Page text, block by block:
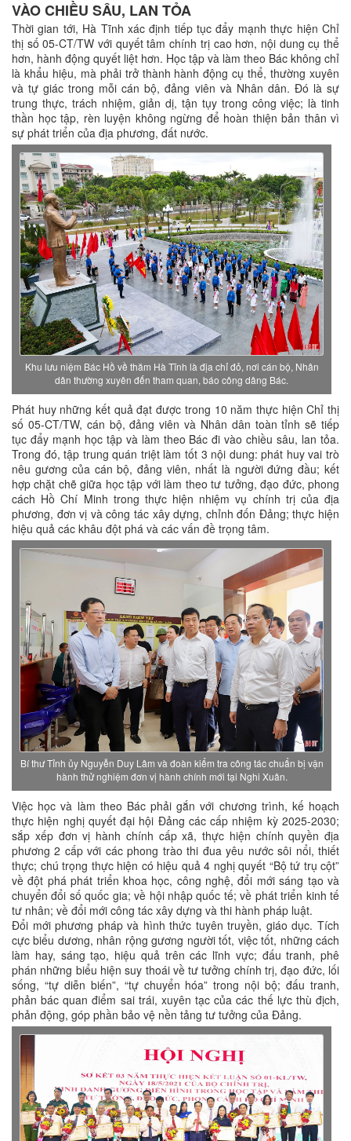
VÀO CHIỀU SÂU, LAN TỎA
Thời gian tới, Hà Tĩnh xác định tiếp tục đẩy mạnh thực hiện Chỉ
thị số 05-CT/TW với quyết tâm chính trị cao hơn, nội dung cụ thể
hơn, hành động quyết liệt hơn. Học tập và làm theo Bác không chỉ
là khẩu hiệu, mà phải trở thành hành động cụ thể, thường xuyên
và tự giác trong mỗi cán bộ, đảng viên và Nhân dân. Đó là sự
trung thực, trách nhiệm, giản dị, tận tụy trong công việc; là tinh
thần học tập, rèn luyện không ngừng để hoàn thiện bản thân vì
sự phát triển của địa phương, đất nước.
Khu lưu niệm Bác Hồ về thăm Hà Tĩnh là địa chỉ đỏ, nơi cán bộ, Nhân
dân thường xuyên đến tham quan, báo công dâng Bác.
Phát huy những kết quả đạt được trong 10 năm thực hiện Chỉ thị
số 05-CT/TW, cán bộ, đảng viên và Nhân dân toàn tỉnh sẽ tiếp
tục đẩy mạnh học tập và làm theo Bác đi vào chiều sâu, lan tỏa.
Trong đó, tập trung quán triệt làm tốt 3 nội dung: phát huy vai trò
nêu gương của cán bộ, đảng viên, nhất là người đứng đầu; kết
hợp chặt chẽ giữa học tập với làm theo tư tưởng, đạo đức, phong
cách Hồ Chí Minh trong thực hiện nhiệm vụ chính trị của địa
phương, đơn vị và công tác xây dựng, chỉnh đốn Đảng; thực hiện
hiệu quả các khâu đột phá và các vấn đề trọng tâm.
Bí thư Tỉnh ủy Nguyễn Duy Lâm và đoàn kiểm tra công tác chuẩn bị vận
hành thử nghiệm đơn vị hành chính mới tại Nghi Xuân.
Việc học và làm theo Bác phải gắn với chương trình, kế hoạch
thực hiện nghị quyết đại hội Đảng các cấp nhiệm kỳ 2025-2030;
sắp xếp đơn vị hành chính cấp xã, thực hiện chính quyền địa
phương 2 cấp với các phong trào thi đua yêu nước sôi nổi, thiết
thực; chú trọng thực hiện có hiệu quả 4 nghị quyết “Bộ tứ trụ cột”
về đột phá phát triển khoa học, công nghệ, đổi mới sáng tạo và
chuyển đổi số quốc gia; về hội nhập quốc tế; về phát triển kinh tế
tư nhân; về đổi mới công tác xây dựng và thi hành pháp luật.
Đổi mới phương pháp và hình thức tuyên truyền, giáo dục. Tích
cực biểu dương, nhân rộng gương người tốt, việc tốt, những cách
làm hay, sáng tạo, hiệu quả trên các lĩnh vực; đấu tranh, phê
phán những biểu hiện suy thoái về tư tưởng chính trị, đạo đức, lối
sống, “tự diễn biến”, “tự chuyển hóa” trong nội bộ; đấu tranh,
phản bác quan điểm sai trái, xuyên tạc của các thế lực thù địch,
phản động, góp phần bảo vệ nền tảng tư tưởng của Đảng.